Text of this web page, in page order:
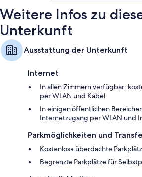
Weitere Infos zu
Unterkunft
Ausstattung der Unterkunft
Internet
In allen Zimmern verfügbar:
per WLAN und Kabel
In einigen öffentlichen
Internetzugang per WLAN und
Parkmöglichkeiten und
Kostenlose überdachte
Begrenzte Parkplätze für